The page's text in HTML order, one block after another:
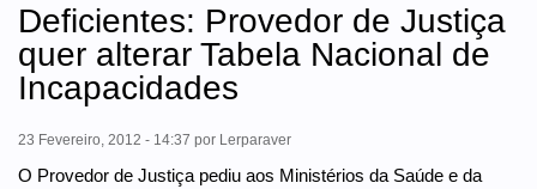
Deficientes: Provedor de Justiça
quer alterar Tabela Nacional de
Incapacidades
23 Fevereiro, 2012 - 14:37 por Lerparaver
O Provedor de Justiça pediu aos Ministérios da Saúde e da